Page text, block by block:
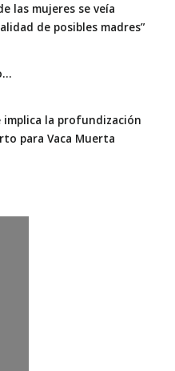
las mujeres se veía
de posibles madres”
implica la profundización
para Vaca Muerta